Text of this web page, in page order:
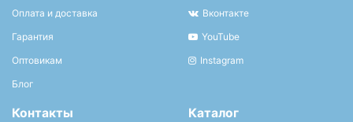
Оплата и доставка
Гарантия
Оптовикам
Блог
Вконтакте
YouTube
Instagram
Контакты Каталог